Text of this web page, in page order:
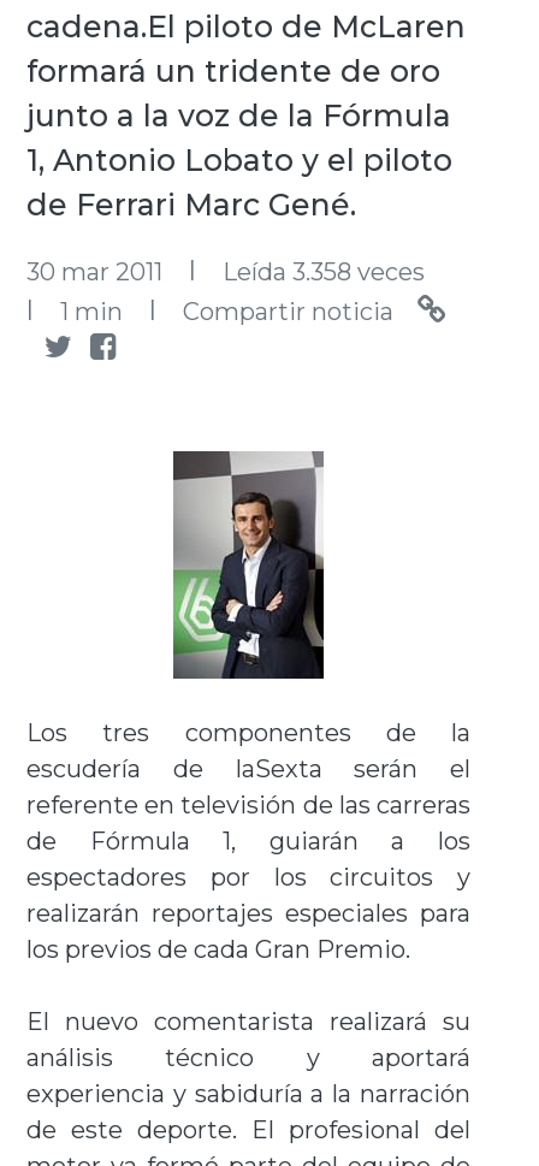
cadena.El piloto de McLaren
formará un tridente de oro
junto a la voz de la Fórmula
1, Antonio Lobato y el piloto
de Ferrari Marc Gené.
30 mar 2011 l Leída 3.358 veces
l 1 min l Compartir noticia
Los tres componentes de la
escudería de laSexta serán el
referente en televisión de las carreras
de Fórmula 1, guiarán a los
espectadores por los circuitos y
realizarán reportajes especiales para
los previos de cada Gran Premio.
El nuevo comentarista realizará su
análisis técnico y aportará
experiencia y sabiduría a la narración
de este deporte. El profesional del